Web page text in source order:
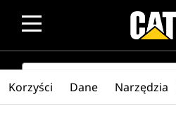
SEARCH
Korzyści Dane Narzędzia